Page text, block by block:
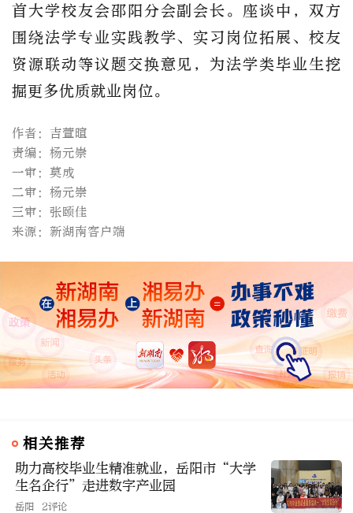
首大学校友会邵阳分会副会长。座谈中，双方
围绕法学专业实践教学、实习岗位拓展、校友
资源联动等议题交换意见，为法学类毕业生挖
掘更多优质就业岗位。
作者：吉萱暄
责编：杨元崇
一审：莫成
二审：杨元崇
三审：张颐佳
来源：新湖南客户端
相关推荐
助力高校毕业生精准就业，岳阳市“大学
生名企行”走进数字产业园
岳阳 2评论